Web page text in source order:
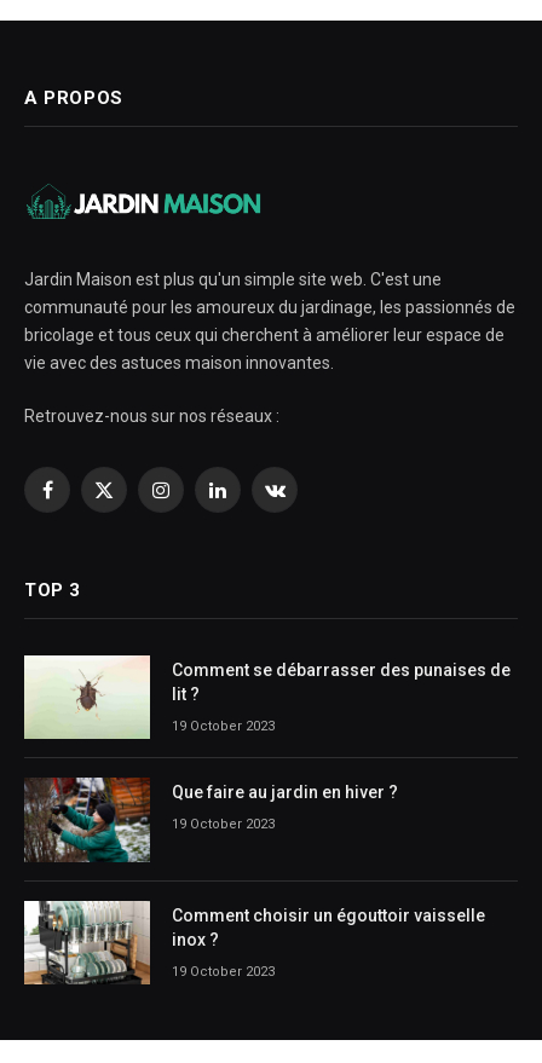
A PROPOS
Jardin Maison est plus qu'un simple site web. C'est une
communauté pour les amoureux du jardinage, les passionnés de
bricolage et tous ceux qui cherchent à améliorer leur espace de
vie avec des astuces maison innovantes.
Retrouvez-nous sur nos réseaux :
Facebook
X
InstagramLinkedInVKontakte
TOP 3
Comment se débarrasser des punaises de
lit ?
19 October 2023
Que faire au jardin en hiver ?
19 October 2023
Comment choisir un égouttoir vaisselle
inox ?
19 October 2023